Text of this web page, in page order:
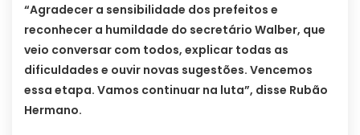
“Agradecer a sensibilidade dos prefeitos e
reconhecer a humildade do secretário Walber, que
veio conversar com todos, explicar todas as
dificuldades e ouvir novas sugestões. Vencemos
essa etapa. Vamos continuar na luta”, disse Rubão
Hermano.